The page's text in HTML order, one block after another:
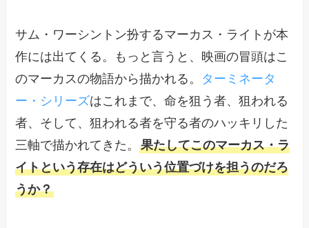
サム・ワーシントン扮するマーカス・ライトが本
作には出てくる。もっと言うと、映画の冒頭はこ
のマーカスの物語から描かれる。 ターミネータ
ー・シリーズはこれまで、命を狙う者、狙われる
者、そして、狙われる者を守る者のハッキリした
三軸で描かれてきた。果たしてこのマーカス・ラ
イトという存在はどういう位置づけを担うのだろ
うか？